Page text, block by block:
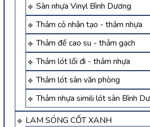
Sàn nhựa Vinyl Bình Dương
Thảm cỏ nhân tạo - thảm nhựa
Thảm đế cao su - thảm gạch
Thảm lót lối đi - thảm nhựa
Thảm lót sàn văn phòng
Thảm nhựa simili lót sàn Bình
LAM SÓNG CỐT XANH